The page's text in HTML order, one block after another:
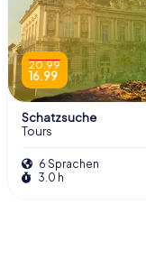
20.99
16.99
Schatzsuche
Tours
6 Sprachen
3.0 h